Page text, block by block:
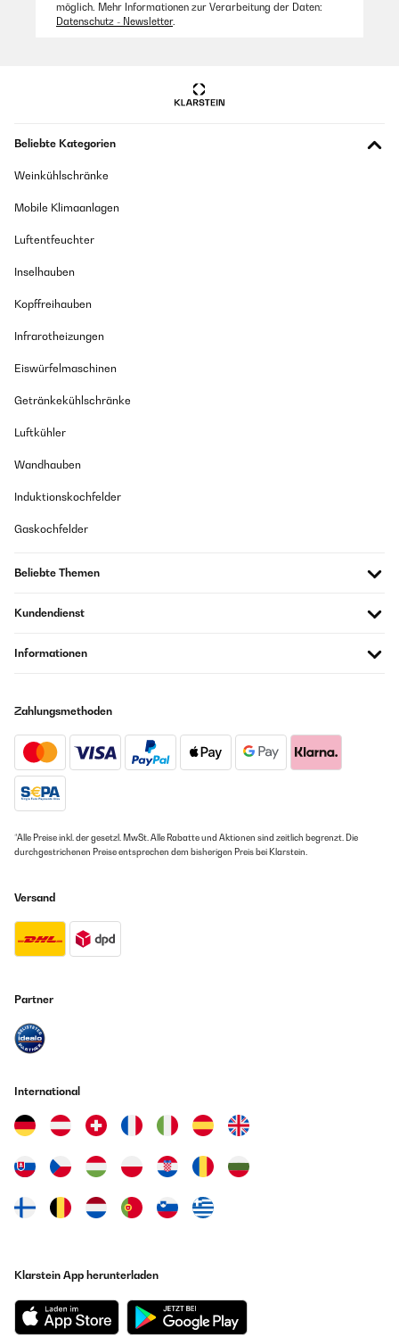
möglich. Mehr Informationen zur Verarbeitung der Daten:
Datenschutz - Newsletter.
Beliebte Kategorien
Weinkühlschränke
Mobile Klimaanlagen
Luftentfeuchter
Inselhauben
Kopffreihauben
Infrarotheizungen
Eiswürfelmaschinen
Getränkekühlschränke
Luftkühler
Wandhauben
Induktionskochfelder
Gaskochfelder
Beliebte Themen
Kundendienst
Informationen
Zahlungsmethoden
*Alle Preise inkl. der gesetzl. MwSt. Alle Rabatte und Aktionen sind zeitlich begrenzt. Die
durchgestrichenen Preise entsprechen dem bisherigen Preis bei Klarstein.
Versand
Partner
International
Klarstein App herunterladen